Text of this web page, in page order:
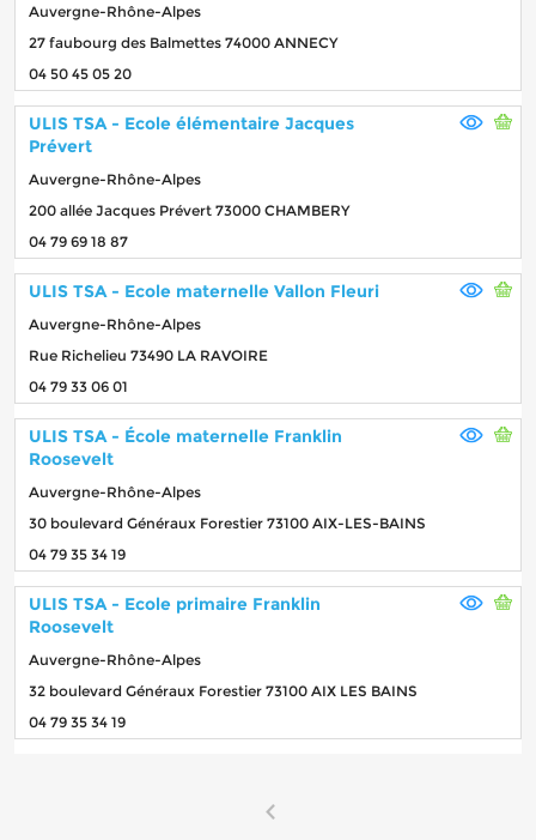
Auvergne-Rhône-Alpes
27 faubourg des Balmettes 74000 ANNECY
04 50 45 05 20
ULIS TSA - Ecole élémentaire Jacques
Prévert
Auvergne-Rhône-Alpes
200 allée Jacques Prévert 73000 CHAMBERY
04 79 69 18 87
ULIS TSA - Ecole maternelle Vallon Fleuri
Auvergne-Rhône-Alpes
Rue Richelieu 73490 LA RAVOIRE
04 79 33 06 01
ULIS TSA - École maternelle Franklin
Roosevelt
Auvergne-Rhône-Alpes
30 boulevard Généraux Forestier 73100 AIX-LES-BAINS
04 79 35 34 19
ULIS TSA - Ecole primaire Franklin
Roosevelt
Auvergne-Rhône-Alpes
32 boulevard Généraux Forestier 73100 AIX LES BAINS
04 79 35 34 19